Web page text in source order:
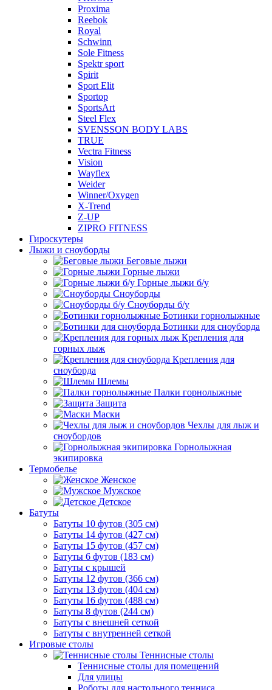
Proxima
Reebok
Royal
Schwinn
Sole Fitness
Spektr sport
Spirit
Sport Elit
Sportop
SportsArt
Steel Flex
SVENSSON BODY LABS
TRUE
Vectra Fitness
Vision
Wayflex
Weider
Winner/Oxygen
X-Trend
Z-UP
ZIPRO FITNESS
Гироскутеры
Лыжи и сноуборды
Беговые лыжи
Горные лыжи
Горные лыжи б/у
Сноуборды
Сноуборды б/у
Ботинки горнолыжные
Ботинки для сноуборда
Крепления для
горных лыж
Крепления для
сноуборда
Шлемы
Палки горнолыжные
Защита
Маски
Чехлы для лыж и
сноубордов
Горнолыжная
экипировка
Термобелье
Женское
Мужское
Детское
Батуты
Батуты 10 футов (305 см)
Батуты 14 футов (427 см)
Батуты 15 футов (457 см)
Батуты 6 футов (183 см)
Батуты с крышей
Батуты 12 футов (366 см)
Батуты 13 футов (404 см)
Батуты 16 футов (488 см)
Батуты 8 футов (244 см)
Батуты с внешней сеткой
Батуты с внутренней сеткой
Игровые столы
Теннисные столы
Теннисные столы для помещений
Для улицы
Роботы для настольного тенниса